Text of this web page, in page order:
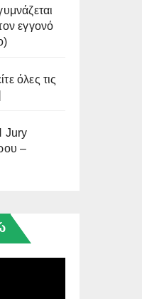
εγγονό
όλες τις
Jury
–